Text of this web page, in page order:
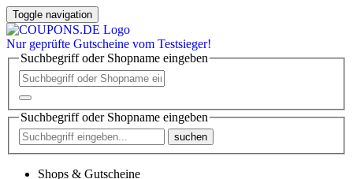
Toggle navigation
Nur geprüfte Gutscheine vom Testsieger!
Suchbegriff oder Shopname eingeben
Suchbegriff oder Shopname eingeben
suchen
Shops & Gutscheine